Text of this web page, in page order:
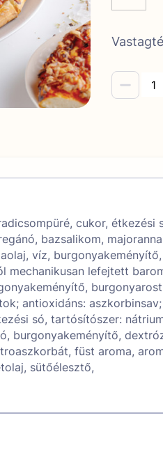
cukor, étkezési
bazsalikom,
víz, burgonyakeményítő,
mechanikusan lefejtett
antioxidáns: aszkorbinsav;
só, tartósítószer:
burgonyakeményítő,
füst aroma,
sütőélesztő,